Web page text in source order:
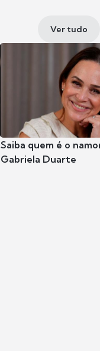
Ver tudo
Saiba quem é o
Gabriela Duarte